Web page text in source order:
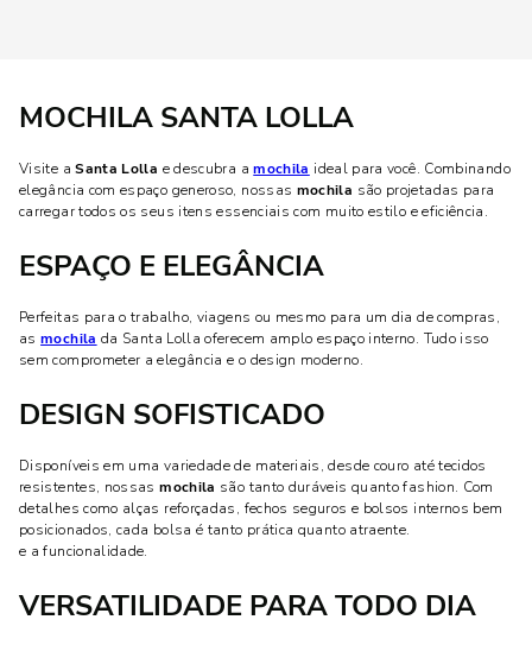
MOCHILA SANTA LOLLA
Visite aSanta Lolla e descubra amochila ideal para você. Combinando
elegância com espaço generoso, nossas mochila são projetadas para
carregar todos os seus itens essenciais com muito estilo e eficiência.
ESPAÇO E ELEGÂNCIA
Perfeitas para o trabalho, viagens ou mesmo para um dia de compras,
asmochila da Santa Lolla oferecem amplo espaço interno. Tudo isso
sem comprometer a elegância e o design moderno.
DESIGN SOFISTICADO
Disponíveis em uma variedade de materiais, desde couro até tecidos
resistentes, nossasmochila são tanto duráveis quanto fashion. Com
detalhes como alças reforçadas, fechos seguros e bolsos internos bem
posicionados, cada bolsa é tanto prática quanto atraente.
e a funcionalidade.
VERSATILIDADE PARA TODO DIA